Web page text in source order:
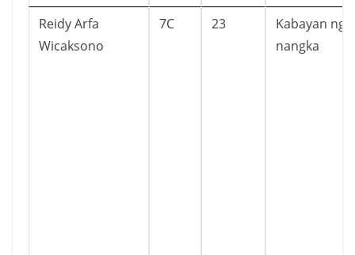
Reidy Arfa
Wicaksono
7C 23
Kabayan
nangka